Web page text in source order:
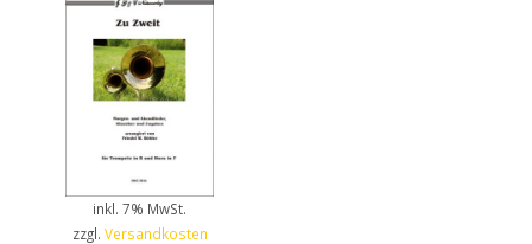
inkl. 7% MwSt.
zzgl. Versandkosten